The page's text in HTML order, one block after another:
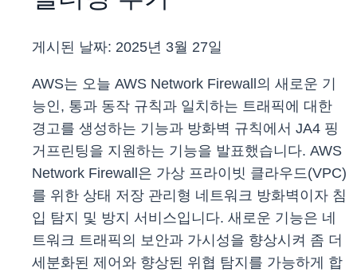
게시된 날짜: 2025년 3월 27일
AWS는 오늘 AWS Network Firewall의 새로운 기
능인, 통과 동작 규칙과 일치하는 트래픽에 대한
경고를 생성하는 기능과 방화벽 규칙에서 JA4 핑
거프린팅을 지원하는 기능을 발표했습니다. AWS
Network Firewall은 가상 프라이빗 클라우드(VPC)
를 위한 상태 저장 관리형 네트워크 방화벽이자 침
입 탐지 및 방지 서비스입니다. 새로운 기능은 네
트워크 트래픽의 보안과 가시성을 향상시켜 좀 더
세분화된 제어와 향상된 위협 탐지를 가능하게 합